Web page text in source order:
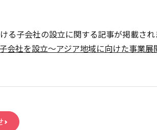
子会社の設立に関する記事が掲載され
会社を設立～アジア地域に向けた事業展